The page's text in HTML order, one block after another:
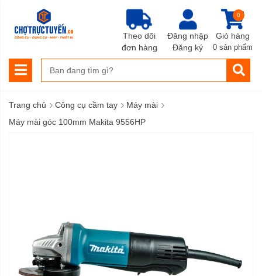
Đăng nhập
Đăng ký
Giỏ hàng
0
0 sản phẩm
Theo dõi
đơn hàng
Trang chủ › Công cụ cầm tay › Máy mài ›
Máy mài góc 100mm Makita 9556HP